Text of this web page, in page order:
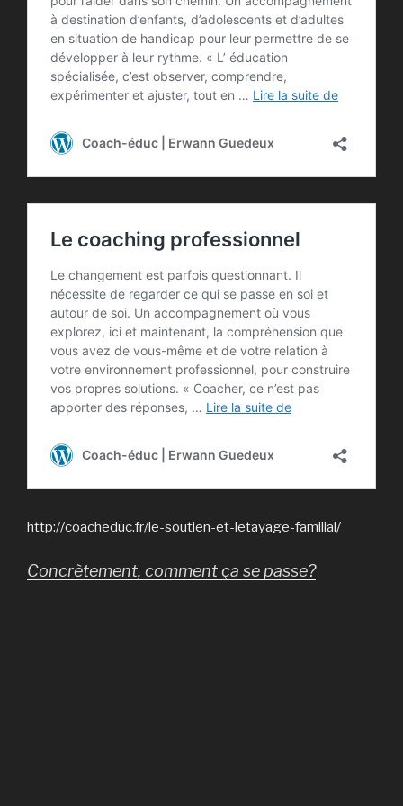
http://coacheduc.fr/le-soutien-et-letayage-familial/
Concrètement, comment ça se passe?